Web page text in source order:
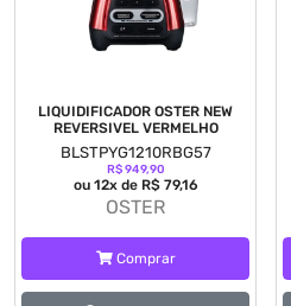
LIQUIDIFICADOR OSTER NEW
REVERSIVEL VERMELHO
BLSTPYG1210RBG57
R$ 949,90
ou 12x de R$ 79,16
OSTER
Comprar